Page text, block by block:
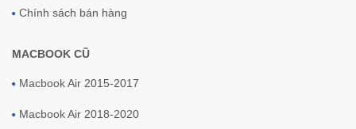
Chính sách bán hàng
MACBOOK CŨ
Macbook Air 2015-2017
Macbook Air 2018-2020